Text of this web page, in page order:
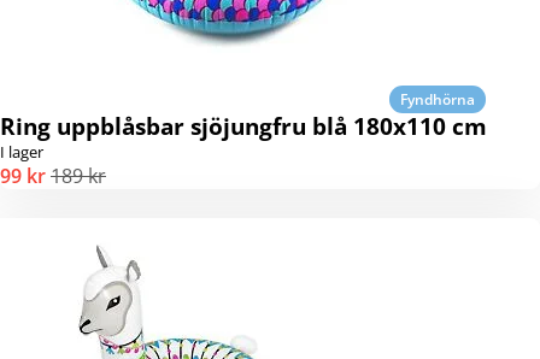
Fyndhörna
Ring uppblåsbar sjöjungfru blå 180x110 cm
I lager
99 kr189 kr